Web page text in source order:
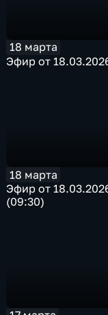
18 марта
Эфир от
18 марта
Эфир от
(09:30)